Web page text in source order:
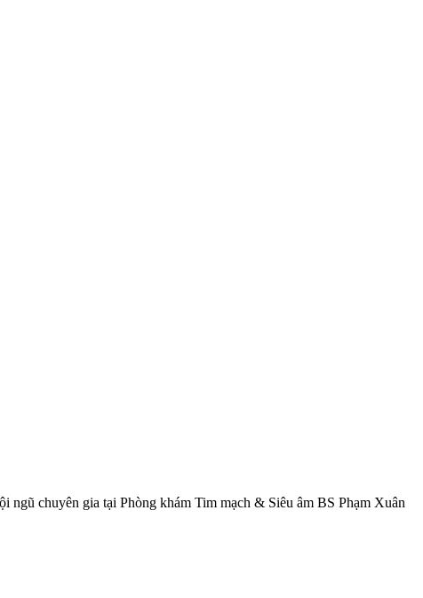
ngũ chuyên gia tại Phòng khám Tim mạch & Siêu âm BS Phạm Xuân